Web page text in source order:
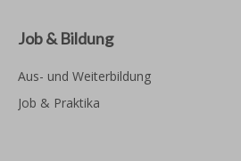
Job & Bildung
Aus- und Weiterbildung
Job & Praktika